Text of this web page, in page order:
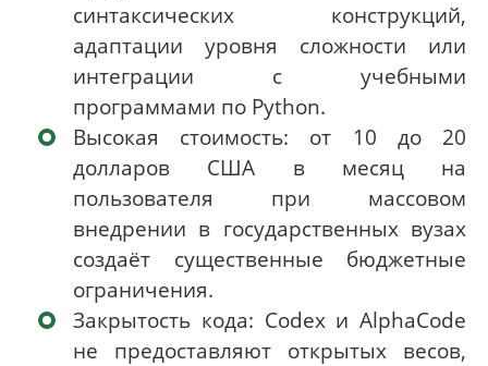
синтаксических конструкций,
адаптации уровня сложности или
интеграции с учебными
программами по Python.
Высокая стоимость: от 10 до 20
долларов США в месяц на
пользователя при массовом
внедрении в государственных вузах
создаёт существенные бюджетные
ограничения.
Закрытость кода: Codex и AlphaCode
не предоставляют открытых весов,